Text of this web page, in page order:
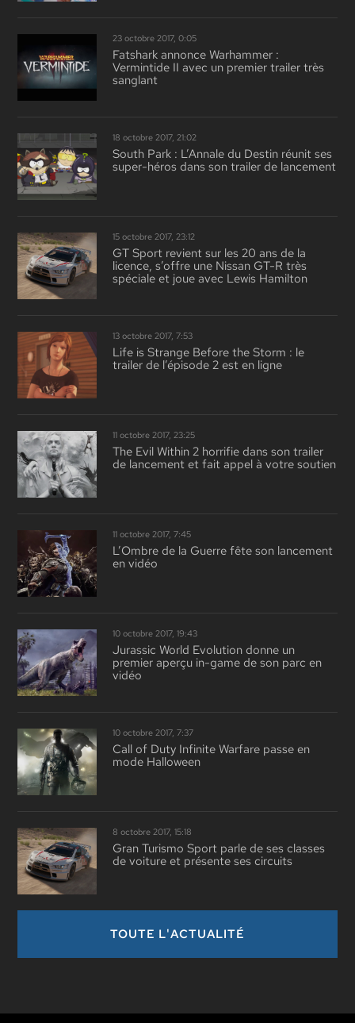
23 octobre 2017, 0:05
Fatshark annonce Warhammer :
Vermintide II avec un premier trailer très
sanglant
18 octobre 2017, 21:02
South Park : L’Annale du Destin réunit ses
super-héros dans son trailer de lancement
15 octobre 2017, 23:12
GT Sport revient sur les 20 ans de la
licence, s’offre une Nissan GT-R très
spéciale et joue avec Lewis Hamilton
13 octobre 2017, 7:53
Life is Strange Before the Storm : le
trailer de l’épisode 2 est en ligne
11 octobre 2017, 23:25
The Evil Within 2 horrifie dans son trailer
de lancement et fait appel à votre soutien
11 octobre 2017, 7:45
L’Ombre de la Guerre fête son lancement
en vidéo
10 octobre 2017, 19:43
Jurassic World Evolution donne un
premier aperçu in-game de son parc en
vidéo
10 octobre 2017, 7:37
Call of Duty Infinite Warfare passe en
mode Halloween
8 octobre 2017, 15:18
Gran Turismo Sport parle de ses classes
de voiture et présente ses circuits
TOUTE L'ACTUALITÉ